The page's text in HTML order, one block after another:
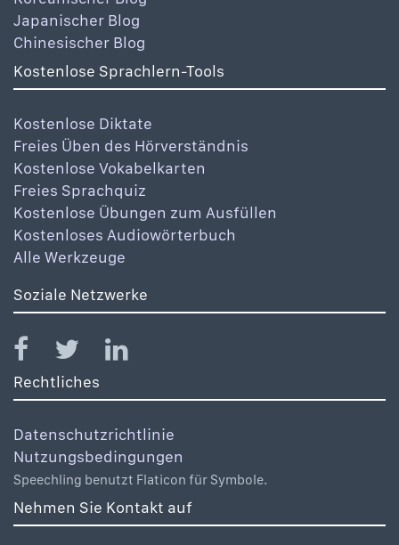
Japanischer Blog
Chinesischer Blog
Kostenlose Sprachlern-Tools
Kostenlose Diktate
Freies Üben des Hörverständnis
Kostenlose Vokabelkarten
Freies Sprachquiz
Kostenlose Übungen zum Ausfüllen
Kostenloses Audiowörterbuch
Alle Werkzeuge
Soziale Netzwerke
Rechtliches
Datenschutzrichtlinie
Nutzungsbedingungen
Speechling benutzt Flaticon für Symbole.
Nehmen Sie Kontakt auf